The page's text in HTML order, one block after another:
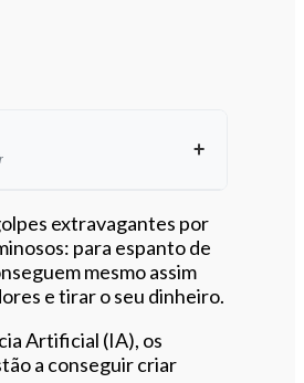
este artigo
extravagantes por
para espanto de
mesmo assim
e tirar o seu dinheiro.
Artificial (IA), os
a conseguir criar